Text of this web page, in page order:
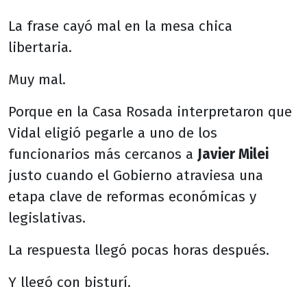
La frase cayó mal en la mesa chica
libertaria.
Muy mal.
Porque en la Casa Rosada interpretaron que
Vidal eligió pegarle a uno de los
funcionarios más cercanos a Javier Milei
justo cuando el Gobierno atraviesa una
etapa clave de reformas económicas y
legislativas.
La respuesta llegó pocas horas después.
Y llegó con bisturí.